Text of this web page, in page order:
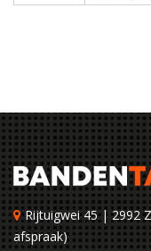
Rijtuigwei 45 | 2992
afspraak)